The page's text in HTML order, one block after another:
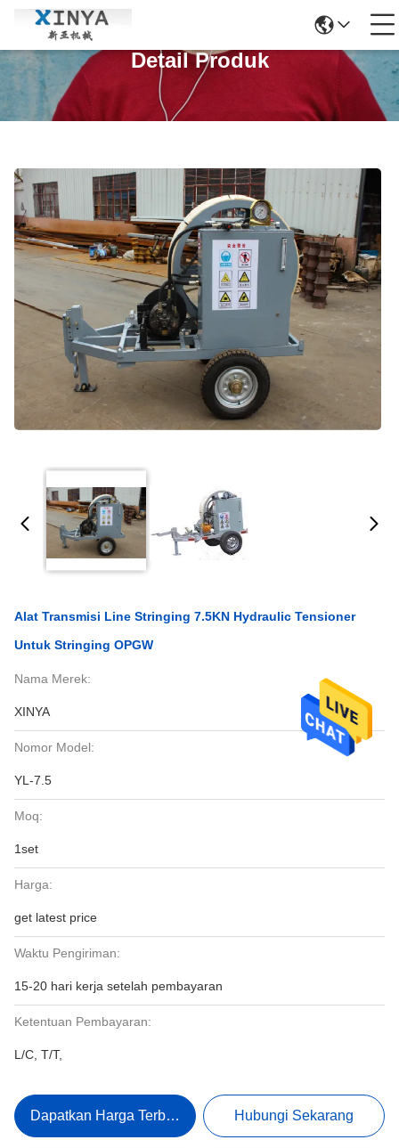
Detail Produk
Alat Transmisi Line Stringing 7.5KN Hydraulic Tensioner
Untuk Stringing OPGW
Nama Merek:
XINYA
Nomor Model:
YL-7.5
Moq:
1set
Harga:
get latest price
Waktu Pengiriman:
15-20 hari kerja setelah pembayaran
Ketentuan Pembayaran:
L/C, T/T,
Dapatkan Harga Terbaik Hubungi Sekarang